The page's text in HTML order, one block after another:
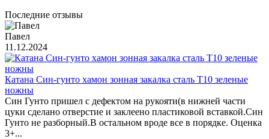
Последние отзывы
Павел
11.12.2024
Катана Син-гунто хамон зонная закалка сталь T10 зеленые
ножны
Син Гунто пришел с дефектом на рукояти(в нижней части
цуки сделано отверстие и заклеено пластиковой вставкой.Син
Гунто не разборный.В остальном вроде все в порядке. Оценка
3+...